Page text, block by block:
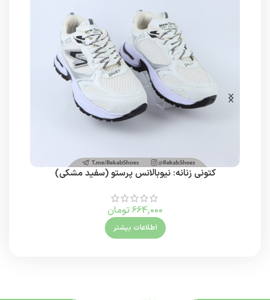
کتونی زنانه: نیوبالانس پرستو (سفید مشکی)
664,000تومان
اطلاعات بیشتر